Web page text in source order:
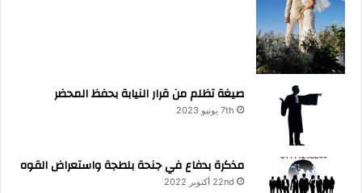
صيغة تظلم من قرار النيابة بحفظ المحضر
7th يونيو 2023
مذكرة بدفاع في جنحة بلطجة واستعراض القوه
22nd أكتوبر 2022